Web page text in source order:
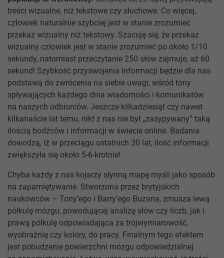
treści wizualne, niż tekstowe czy słuchowe. Co więcej,
człowiek naturalnie szybciej jest w stanie zrozumieć
przekaz wizualny niż tekstowy. Szacuję się, że przekaz
wizualny człowiek jest w stanie zrozumieć po około 1/10
sekundy, natomiast przeczytanie 250 słów zajmuje, aż 60
sekund! Szybkość przyswojenia informacji będzie dla nas
podstawą do zwrócenia na siebie uwagi, wśród tony
spływających każdego dnia wiadomości i komunikatów
na naszych odbiorców. Jeszcze kilkadziesiąt czy nawet
kilkanaście lat temu, nikt z nas nie był „zasypywany” taką
ilością bodźców i informacji w świecie online. Badania
dowodzą, iż w przeciągu ostatnich 30 lat, ilość informacji
zwiększyła się około 5-6-krotnie!
Chyba każdy z nas kojarzy słynną mapę myśli jako sposób
na zapamiętywanie. Stworzona przez brytyjskich
naukowców – Tony’ego i Barry’ego Buzana, zmusza lewą
półkulę mózgu, powodującej analizę słów czy liczb, jak i
prawą półkulę odpowiadająca za trójwymiarowość,
wyobraźnię czy kolory, do pracy. Finalnym tego efektem
jest pobudzenie powierzchni mózgu odpowiedzialnej